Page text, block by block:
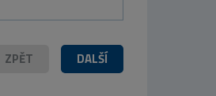
DALŠÍ
ZPĚT